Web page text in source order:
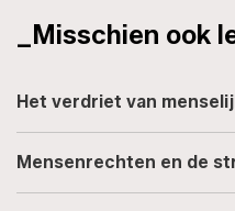
_Misschien ook
Het verdriet van
Mensenrechten en de